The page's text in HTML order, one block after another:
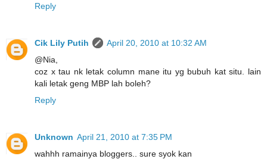
Reply
Cik Lily Putih
April 20, 2010 at 10:32 AM
@Nia,
coz x tau nk letak column mane itu yg bubuh kat situ. lain
kali letak geng MBP lah boleh?
Reply
Unknown April 21, 2010 at 7:35 PM
wahhh ramainya bloggers.. sure syok kan